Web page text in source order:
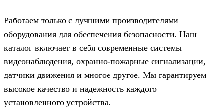
Работаем только с лучшими производителями
оборудования для обеспечения безопасности. Наш
каталог включает в себя современные системы
видеонаблюдения, охранно-пожарные сигнализации,
датчики движения и многое другое. Мы гарантируем
высокое качество и надежность каждого
установленного устройства.